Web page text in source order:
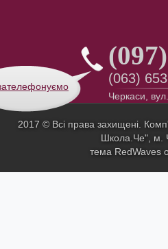
(063)
Черкаси,
2017 © Всі права захищені.
Школа.Че", м.
тема RedWaves